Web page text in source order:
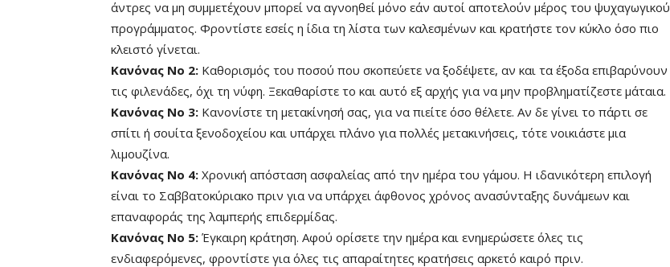
άντρες να μη συμμετέχουν μπορεί να αγνοηθεί μόνο εάν αυτοί αποτελούν μέρος του ψυχαγωγικού
προγράμματος. Φροντίστε εσείς η ίδια τη λίστα των καλεσμένων και κρατήστε τον κύκλο όσο πιο
κλειστό γίνεται.
Κανόνας Νο 2: Καθορισμός του ποσού που σκοπεύετε να ξοδέψετε, αν και τα έξοδα επιβαρύνουν
τις φιλενάδες, όχι τη νύφη. Ξεκαθαρίστε το και αυτό εξ αρχής για να μην προβληματίζεστε μάταια.
Κανόνας Νο 3: Κανονίστε τη μετακίνησή σας, για να πιείτε όσο θέλετε. Αν δε γίνει το πάρτι σε
σπίτι ή σουίτα ξενοδοχείου και υπάρχει πλάνο για πολλές μετακινήσεις, τότε νοικιάστε μια
λιμουζίνα.
Κανόνας Νο 4: Χρονική απόσταση ασφαλείας από την ημέρα του γάμου. Η ιδανικότερη επιλογή
είναι το Σαββατοκύριακο πριν για να υπάρχει άφθονος χρόνος ανασύνταξης δυνάμεων και
επαναφοράς της λαμπερής επιδερμίδας.
Κανόνας Νο 5: Έγκαιρη κράτηση. Αφού ορίσετε την ημέρα και ενημερώσετε όλες τις
ενδιαφερόμενες, φροντίστε για όλες τις απαραίτητες κρατήσεις αρκετό καιρό πριν.